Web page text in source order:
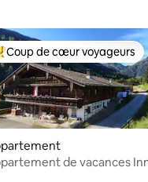
de cœur voyageurs
Coup de cœur voyageurs
de vacances